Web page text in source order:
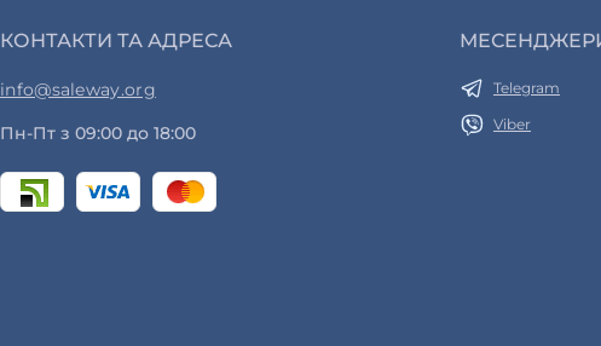
КОНТАКТИ ТА АДРЕСА
info@saleway.org
Пн-Пт з 09:00 до 18:00
Telegram
Viber